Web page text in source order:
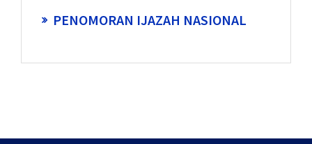
PENOMORAN IJAZAH NASIONAL